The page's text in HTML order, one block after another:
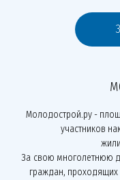
Молодострой.ру -
участников
За свою многолетнюю
граждан, проходящих